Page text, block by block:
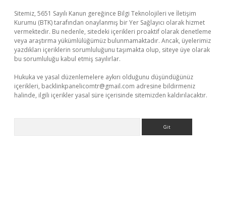
Sitemiz, 5651 Sayılı Kanun gereğince Bilgi Teknolojileri ve İletişim
Kurumu (BTK) tarafından onaylanmış bir Yer Sağlayıcı olarak hizmet
vermektedir. Bu nedenle, sitedeki içerikleri proaktif olarak denetleme
veya araştırma yükümlülüğümüz bulunmamaktadır. Ancak, üyelerimiz
yazdıkları içeriklerin sorumluluğunu taşımakta olup, siteye üye olarak
bu sorumluluğu kabul etmiş sayılırlar.
Hukuka ve yasal düzenlemelere aykırı olduğunu düşündüğünüz
içerikleri, backlinkpanelicomtr@gmail.com adresine bildirmeniz
halinde, ilgili içerikler yasal süre içerisinde sitemizden kaldırılacaktır.